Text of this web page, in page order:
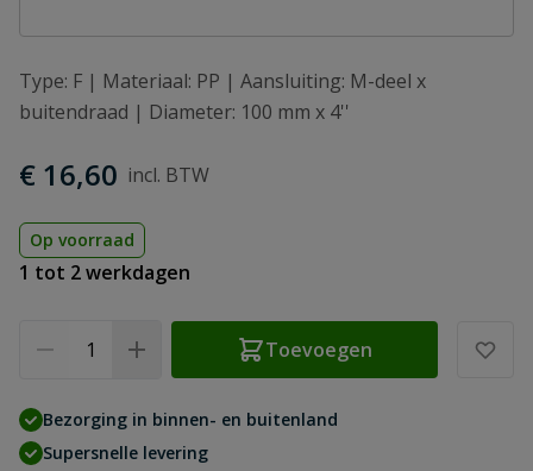
Type: F | Materiaal: PP | Aansluiting: M-deel x
buitendraad | Diameter: 100 mm x 4''
€ 16,60
Op voorraad
1 tot 2 werkdagen
Toevoegen
Bezorging in binnen- en buitenland
Supersnelle levering